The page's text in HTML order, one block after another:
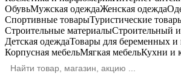
ОбувьМужская одеждаЖенская одежда
Спортивные товарыТуристические
Строительные материалыСтроительный
Детская одеждаТовары для беременных
Корпусная мебельМягкая мебельКухни и